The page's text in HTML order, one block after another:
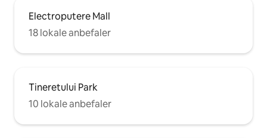
Electroputere Mall
18 lokale anbefaler
Tineretului Park
10 lokale anbefaler